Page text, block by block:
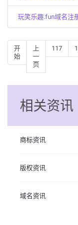
玩笑乐趣.fun域名注
开
始
上
一
页
117
相关资讯
商标资讯
版权资讯
域名资讯